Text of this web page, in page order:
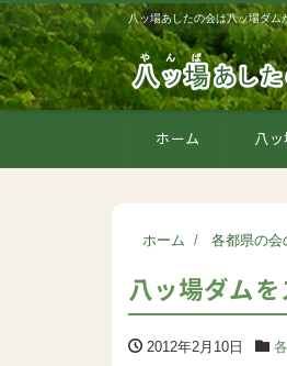
八ッ場あしたの会は八ッ場ダム
ホーム 八
ホーム 各都県の会
八ッ場ダム
2012年2月10日